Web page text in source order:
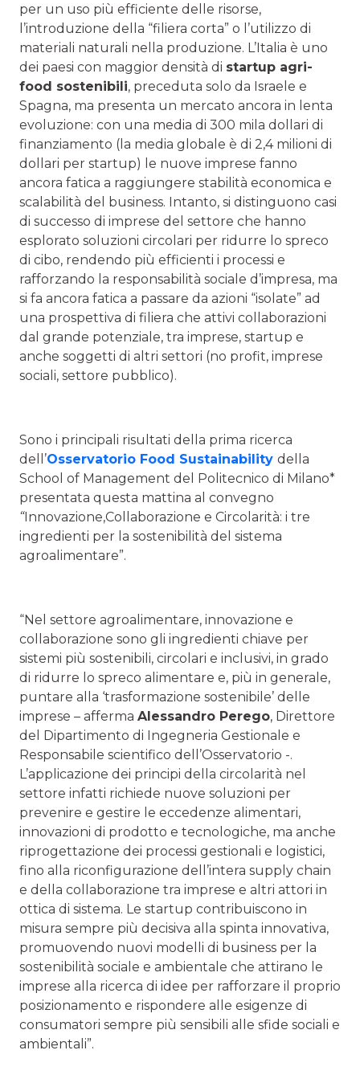
per un uso più efficiente delle risorse,
l’introduzione della “filiera corta” o l’utilizzo di
materiali naturali nella produzione. L’Italia è uno
dei paesi con maggior densità di startup agri-
food sostenibili, preceduta solo da Israele e
Spagna, ma presenta un mercato ancora in lenta
evoluzione: con una media di 300 mila dollari di
finanziamento (la media globale è di 2,4 milioni di
dollari per startup) le nuove imprese fanno
ancora fatica a raggiungere stabilità economica e
scalabilità del business. Intanto, si distinguono casi
di successo di imprese del settore che hanno
esplorato soluzioni circolari per ridurre lo spreco
di cibo, rendendo più efficienti i processi e
rafforzando la responsabilità sociale d’impresa, ma
si fa ancora fatica a passare da azioni “isolate” ad
una prospettiva di filiera che attivi collaborazioni
dal grande potenziale, tra imprese, startup e
anche soggetti di altri settori (no profit, imprese
sociali, settore pubblico).
Sono i principali risultati della prima ricerca
dell’Osservatorio Food Sustainability della
School of Management del Politecnico di Milano*
presentata questa mattina al convegno
“Innovazione,Collaborazione e Circolarità: i tre
ingredienti per la sostenibilità del sistema
agroalimentare”.
“Nel settore agroalimentare, innovazione e
collaborazione sono gli ingredienti chiave per
sistemi più sostenibili, circolari e inclusivi, in grado
di ridurre lo spreco alimentare e, più in generale,
puntare alla ‘trasformazione sostenibile’ delle
imprese – afferma Alessandro Perego, Direttore
del Dipartimento di Ingegneria Gestionale e
Responsabile scientifico dell’Osservatorio -.
L’applicazione dei principi della circolarità nel
settore infatti richiede nuove soluzioni per
prevenire e gestire le eccedenze alimentari,
innovazioni di prodotto e tecnologiche, ma anche
riprogettazione dei processi gestionali e logistici,
fino alla riconfigurazione dell’intera supply chain
e della collaborazione tra imprese e altri attori in
ottica di sistema. Le startup contribuiscono in
misura sempre più decisiva alla spinta innovativa,
promuovendo nuovi modelli di business per la
sostenibilità sociale e ambientale che attirano le
imprese alla ricerca di idee per rafforzare il proprio
posizionamento e rispondere alle esigenze di
consumatori sempre più sensibili alle sfide sociali e
ambientali”.